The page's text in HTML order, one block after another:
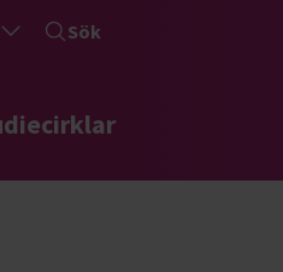
Sök